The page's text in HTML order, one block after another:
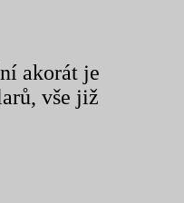
akorát je
vše již